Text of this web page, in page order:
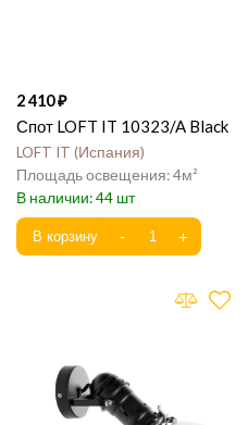
2 410
Спот LOFT IT 10323/A Black
LOFT IT Испания
4
44